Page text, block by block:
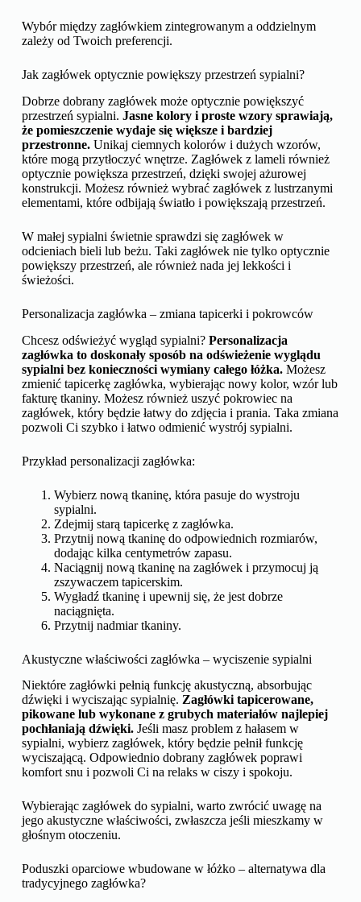
Wybór między zagłówkiem zintegrowanym a oddzielnym
zależy od Twoich preferencji.
Jak zagłówek optycznie powiększy przestrzeń sypialni?
Dobrze dobrany zagłówek może optycznie powiększyć
przestrzeń sypialni. Jasne kolory i proste wzory sprawiają,
że pomieszczenie wydaje się większe i bardziej
przestronne.Unikaj ciemnych kolorów i dużych wzorów,
które mogą przytłoczyć wnętrze. Zagłówek z lameli również
optycznie powiększa przestrzeń, dzięki swojej ażurowej
konstrukcji. Możesz również wybrać zagłówek z lustrzanymi
elementami, które odbijają światło i powiększają przestrzeń.
W małej sypialni świetnie sprawdzi się zagłówek w
odcieniach bieli lub beżu. Taki zagłówek nie tylko optycznie
powiększy przestrzeń, ale również nada jej lekkości i
świeżości.
Personalizacja zagłówka – zmiana tapicerki i pokrowców
Chcesz odświeżyć wygląd sypialni? Personalizacja
zagłówka to doskonały sposób na odświeżenie wyglądu
sypialni bez konieczności wymiany całego łóżka.Możesz
zmienić tapicerkę zagłówka, wybierając nowy kolor, wzór lub
fakturę tkaniny. Możesz również uszyć pokrowiec na
zagłówek, który będzie łatwy do zdjęcia i prania. Taka zmiana
pozwoli Ci szybko i łatwo odmienić wystrój sypialni.
Przykład personalizacji zagłówka:
Wybierz nową tkaninę, która pasuje do wystroju
sypialni.
Zdejmij starą tapicerkę z zagłówka.
Przytnij nową tkaninę do odpowiednich rozmiarów,
dodając kilka centymetrów zapasu.
Naciągnij nową tkaninę na zagłówek i przymocuj ją
zszywaczem tapicerskim.
Wygładź tkaninę i upewnij się, że jest dobrze
naciągnięta.
Przytnij nadmiar tkaniny.
Akustyczne właściwości zagłówka – wyciszenie sypialni
Niektóre zagłówki pełnią funkcję akustyczną, absorbując
dźwięki i wyciszając sypialnię. Zagłówki tapicerowane,
pikowane lub wykonane z grubych materiałów najlepiej
pochłaniają dźwięki.Jeśli masz problem z hałasem w
sypialni, wybierz zagłówek, który będzie pełnił funkcję
wyciszającą. Odpowiednio dobrany zagłówek poprawi
komfort snu i pozwoli Ci na relaks w ciszy i spokoju.
Wybierając zagłówek do sypialni, warto zwrócić uwagę na
jego akustyczne właściwości, zwłaszcza jeśli mieszkamy w
głośnym otoczeniu.
Poduszki oparciowe wbudowane w łóżko – alternatywa dla
tradycyjnego zagłówka?